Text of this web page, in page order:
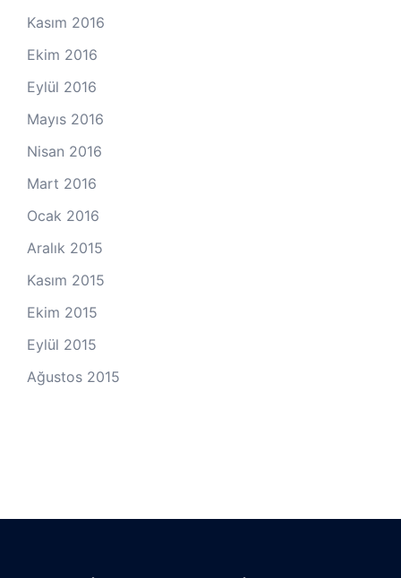
Kasım 2016
Ekim 2016
Eylül 2016
Mayıs 2016
Nisan 2016
Mart 2016
Ocak 2016
Aralık 2015
Kasım 2015
Ekim 2015
Eylül 2015
Ağustos 2015